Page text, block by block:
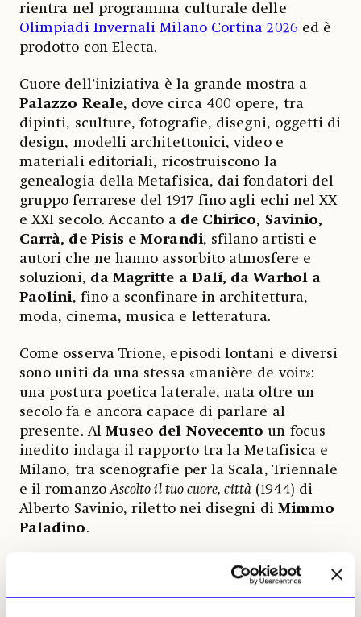
rientra nel programma culturale delle
Olimpiadi Invernali Milano Cortina 2026 ed è
prodotto con Electa.
Cuore dell’iniziativa è la grande mostra a
Palazzo Reale, dove circa 400 opere, tra
dipinti, sculture, fotografie, disegni, oggetti di
design, modelli architettonici, video e
materiali editoriali, ricostruiscono la
genealogia della Metafisica, dai fondatori del
gruppo ferrarese del 1917 fino agli echi nel XX
e XXI secolo. Accanto a de Chirico, Savinio,
Carrà, de Pisis e Morandi, sfilano artisti e
autori che ne hanno assorbito atmosfere e
soluzioni, da Magritte a Dalí, da Warhol a
Paolini, fino a sconfinare in architettura,
moda, cinema, musica e letteratura.
Come osserva Trione, episodi lontani e diversi
sono uniti da una stessa «manière de voir»:
una postura poetica laterale, nata oltre un
secolo fa e ancora capace di parlare al
presente. Al Museo del Novecento un focus
inedito indaga il rapporto tra la Metafisica e
Milano, tra scenografie per la Scala, Triennale
e il romanzoAscolto il tuo cuore, città(1944) di
Alberto Savinio, riletto nei disegni di Mimmo
Paladino.
un omaggio fotografico
entra in dialogo